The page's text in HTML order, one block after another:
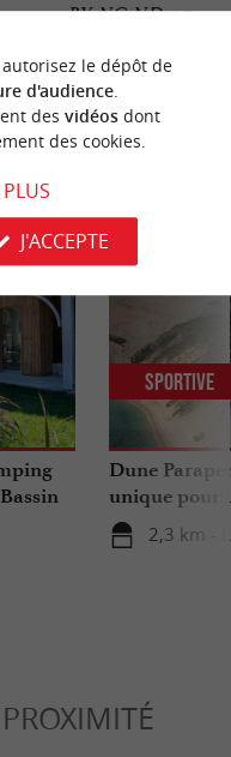
BY-NC-ND 4.0
POUR VOUS
Dune
unique pour
Gironde
2,3 km -
Sportive
le dépôt de
d'audience.
des vidéosdont
des cookies.
J'ACCEPTE